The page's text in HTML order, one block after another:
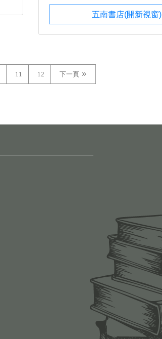
五南書店(開新視窗)
11 12 下一頁